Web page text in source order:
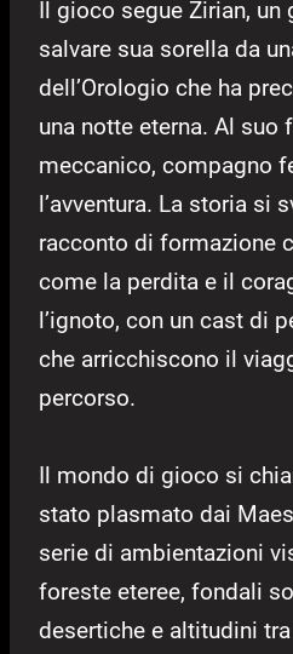
Il gioco segue Zirian, un
salvare sua sorella da
dell’Orologio che ha
una notte eterna. Al suo
meccanico, compagno
l’avventura. La storia si
racconto di formazione
come la perdita e il
l’ignoto, con un cast di
che arricchiscono il
percorso.
Il mondo di gioco si
stato plasmato dai
serie di ambientazioni
foreste eteree, fondali
desertiche e altitudini